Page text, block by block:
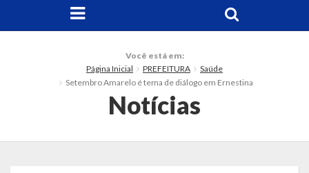
Dados Gerais
Você está em:
Página Inicial
PREFEITURA
Saúde
Setembro Amarelo é tema de diálogo em Ernestina
Notícias